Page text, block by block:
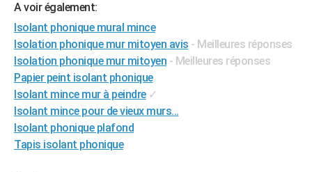
Dictionnaire
Biographies
Citations
Expressions
Proverbes
PROGRAMME TV
COPAINS D'AVANT
S'inscrire
Se connecter
Lycées
Collèges
Primaires
Universités
Entreprises
Service militaire
Avis de recherche
AVIS DE DÉCÈS
FORUM
Bricolage
Lifestyle
Culture
Sport
Auto
Television
Voyage
Cinema
A voir également:
Isolant phonique mural mince
Isolation phonique mur mitoyen avis - Meilleures réponses
Isolation phonique mur mitoyen - Meilleures réponses
Papier peint isolant phonique
Isolant mince mur à peindre ✓
Isolant mince pour de vieux murs...
Isolant phonique plafond
Tapis isolant phonique